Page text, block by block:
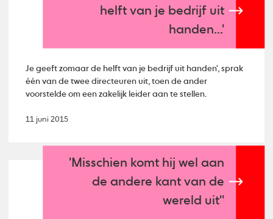
helft van je bedrijf uit
handen...'
Je geeft zomaar de helft van je bedrijf uit handen', sprak
één van de twee directeuren uit, toen de ander
voorstelde om een zakelijk leider aan te stellen.
11 juni 2015
'Misschien komt hij wel aan
de andere kant van de
wereld uit''